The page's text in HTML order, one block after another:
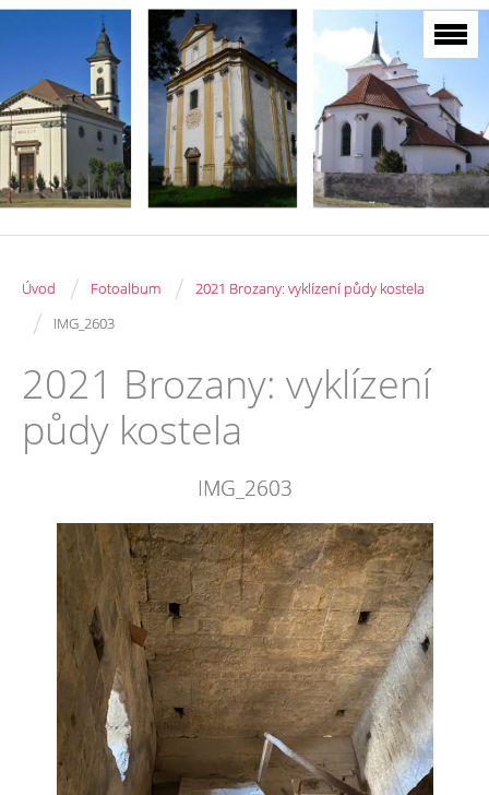
Úvod / Fotoalbum / 2021 Brozany: vyklízení půdy kostela
/ IMG_2603
2021 Brozany: vyklízení
půdy kostela
IMG_2603